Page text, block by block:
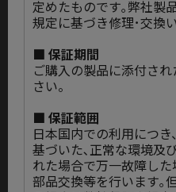
定めたものです｡弊社製
規定に基づき修理･交換
■ 保証期間
ご購入の製品に添付さ
さい。
■ 保証範囲
日本国内での利用につ
基づいた､正常な環境及
れた場合で万一故障し
部品交換等を行います｡